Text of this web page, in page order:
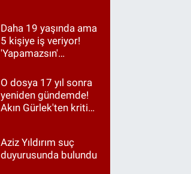
Daha 19 yaşında ama
5 kişiye iş veriyor!
'Yapamazsın'
cevap
O dosya 17 yıl sonra
yeniden gündemde!
Akın Gürlek'ten kritik
Aziz Yıldırım suç
duyurusunda bulundu